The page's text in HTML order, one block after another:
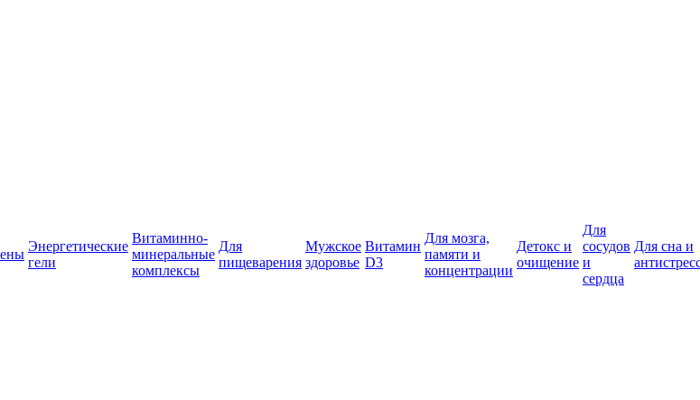
Энергетические
гели
Витаминно-
минеральные
комплексы
Для
пищеварения
Мужское
здоровье
Витамин
D3
Для мозга,
памяти и
концентрации
Детокс и
очищение
Для
сосудов
и
сердца
Для сна и